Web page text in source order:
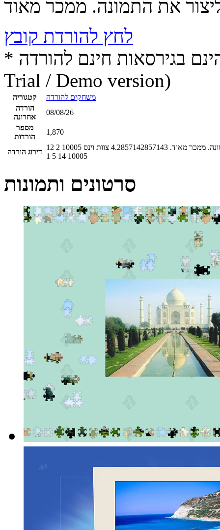
לחץ להורדת קובץ
* התכנים הינם בגירסאות חינם להורדה (Free game / software,
Trial / Demo version)
קטגוריה
משחקים להורדה
הורדה
אחרונה
08/08/26
מספר
הורדות
1,870
דירוג הורדה
12 2 ממכר מאוד. 4.2857142857143 צוות וינס 10005
10005
14
5
1
סרטונים ותמונות